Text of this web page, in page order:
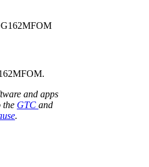
and apps
the GTC and
.